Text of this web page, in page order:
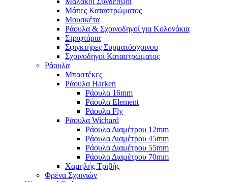
Μάπες Καταστρώματος
Μουσκέτα
Ράουλα & Σχοινοδηγοί για Κολονάκια
Στριφτάρια
Σφιγκτήρες Συρματόσχοινου
Σχοινοδηγοί Καταστρώματος
Ράουλα
Μπαστέκες
Ράουλα Harken
Ράουλα 16mm
Ράουλα Element
Ράουλα Fly
Ράουλα Wichard
Ράουλα Διαμέτρου 12mm
Ράουλα Διαμέτρου 45mm
Ράουλα Διαμέτρου 55mm
Ράουλα Διαμέτρου 70mm
Χαμηλής Τριβής
Φρένα Σχοινιών